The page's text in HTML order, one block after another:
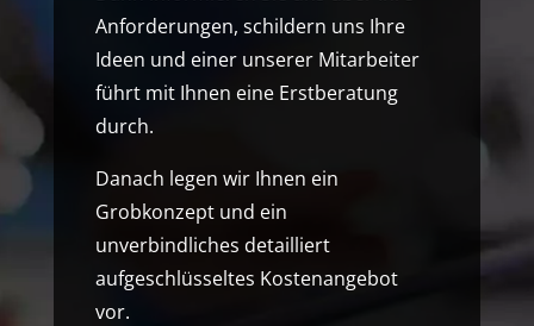
Anforderungen, schildern uns Ihre
Ideen und einer unserer Mitarbeiter
führt mit Ihnen eine Erstberatung
durch.
Danach legen wir Ihnen ein
Grobkonzept und ein
unverbindliches detailliert
aufgeschlüsseltes Kostenangebot
vor.